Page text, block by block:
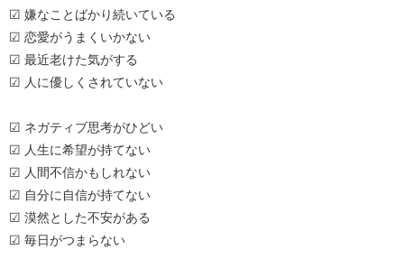
☑ 嫌なことばかり続いている
☑ 恋愛がうまくいかない
☑ 最近老けた気がする
☑ 人に優しくされていない
☑ ネガティブ思考がひどい
☑ 人生に希望が持てない
☑ 人間不信かもしれない
☑ 自分に自信が持てない
☑ 漠然とした不安がある
☑ 毎日がつまらない